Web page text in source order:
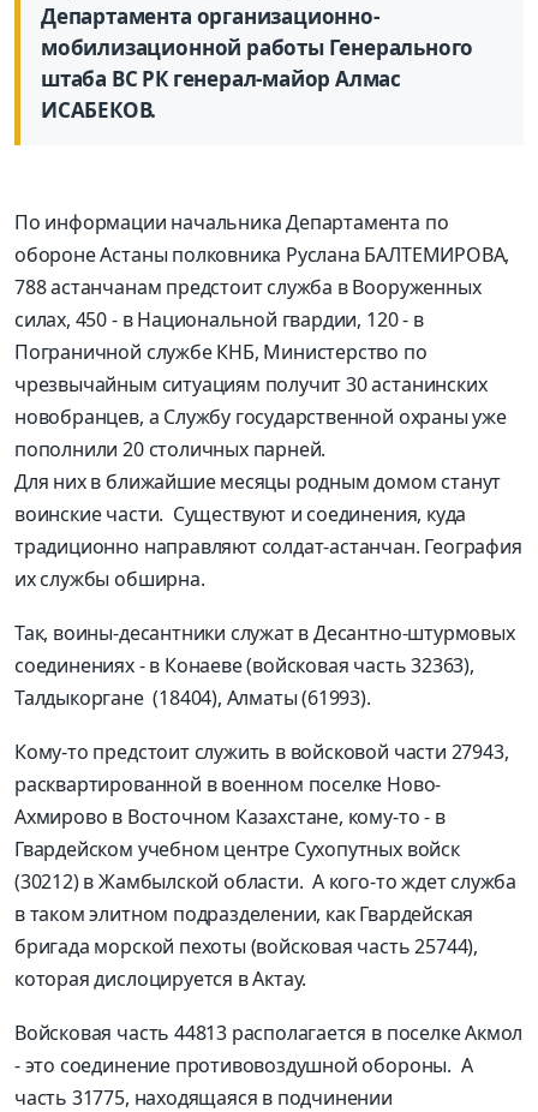
Департамента организационно-
мобилизационной работы Генерального
штаба ВС РК генерал-майор Алмас
ИСАБЕКОВ.
По информации начальника Департамента по
обороне Астаны полковника Руслана БАЛТЕМИРОВА,
788 астанчанам предстоит служба в Вооруженных
силах, 450 - в Национальной гвардии, 120 - в
Пограничной службе КНБ, Министерство по
чрезвычайным ситуациям получит 30 астанинских
новобранцев, а Службу государственной охраны уже
пополнили 20 столичных парней.
Для них в ближайшие месяцы родным домом станут
воинские части. Существуют и соединения, куда
традиционно направляют солдат-астанчан. География
их службы обширна.
Так, воины-десантники служат в Десантно-штурмовых
соединениях - в Конаеве (войсковая часть 32363),
Талдыкоргане (18404), Алматы (61993).
Кому-то предстоит служить в войсковой части 27943,
расквартированной в военном поселке Ново-
Ахмирово в Восточном Казахстане, кому-то - в
Гвардейском учебном центре Сухопутных войск
(30212) в Жамбылской области. А кого-то ждет служба
в таком элитном подразделении, как Гвардейская
бригада морской пехоты (войсковая часть 25744),
которая дислоцируется в Актау.
Войсковая часть 44813 располагается в поселке Акмол
- это соединение противовоздушной обороны. А
часть 31775, находящаяся в подчинении